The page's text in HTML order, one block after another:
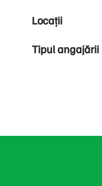
Locații
Tipul angajării